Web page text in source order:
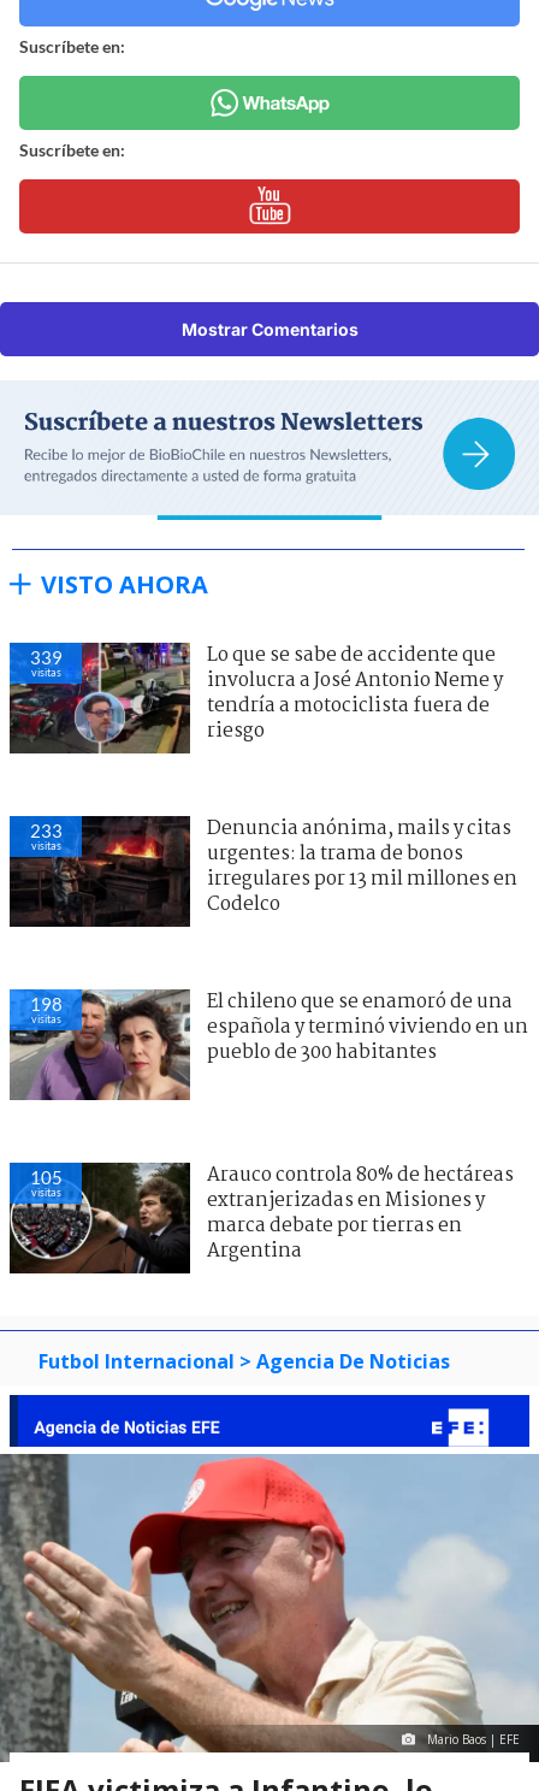
Suscríbete en:
Suscríbete en:
Mostrar Comentarios
VISTO AHORA
339
visitas
Lo que se sabe de accidente que
involucra a José Antonio Neme y
tendría a motociclista fuera de
riesgo
233
visitas
Denuncia anónima, mails y citas
urgentes: la trama de bonos
irregulares por 13 mil millones en
Codelco
198
visitas
El chileno que se enamoró de una
española y terminó viviendo en un
pueblo de 300 habitantes
105
visitas
Arauco controla 80% de hectáreas
extranjerizadas en Misiones y
marca debate por tierras en
Argentina
Futbol Internacional > Agencia De Noticias
Mario Baos | EFE